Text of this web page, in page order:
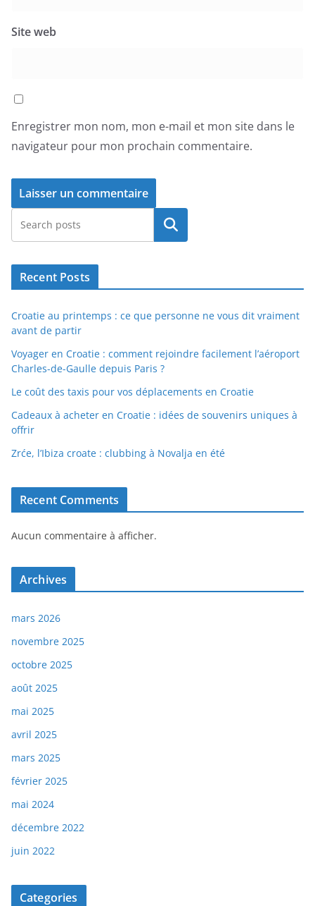
Site web
Enregistrer mon nom, mon e-mail et mon site dans le
navigateur pour mon prochain commentaire.
Rechercher
Recent Posts
Croatie au printemps : ce que personne ne vous dit vraiment
avant de partir
Voyager en Croatie : comment rejoindre facilement l’aéroport
Charles-de-Gaulle depuis Paris ?
Le coût des taxis pour vos déplacements en Croatie
Cadeaux à acheter en Croatie : idées de souvenirs uniques à
offrir
Zrće, l’Ibiza croate : clubbing à Novalja en été
Recent Comments
Aucun commentaire à afficher.
Archives
mars 2026
novembre 2025
octobre 2025
août 2025
mai 2025
avril 2025
mars 2025
février 2025
mai 2024
décembre 2022
juin 2022
Categories